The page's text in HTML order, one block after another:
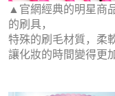
▲官網經典的明星商
的刷具，
特殊的刷毛材質，柔
讓化妝的時間變得更